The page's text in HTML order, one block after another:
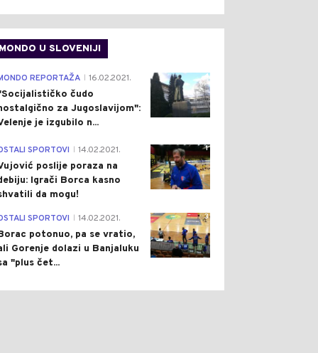
Pre 1 h
POLICIJE U
ZAPLIJENJENI
I VIŠE OD 200
KONOPLJE
SUŠA UZELA DANAK: NA
UŠĆU TURJANICE U VRBAS
NEMA NI KAPI VODE
(VIDEO)
MONDO U SLOVENIJI
4
REPORTAŽA 16.02.2021.
čudo
za Jugoslavijom":
je izgubilo n...
1
SPORTOVI 14.02.2021.
poslije poraza na
Igrači Borca kasno
da mogu!
3
SPORTOVI 14.02.2021.
potonuo, pa se vratio,
Gorenje dolazi u Banjaluku
"plus čet...